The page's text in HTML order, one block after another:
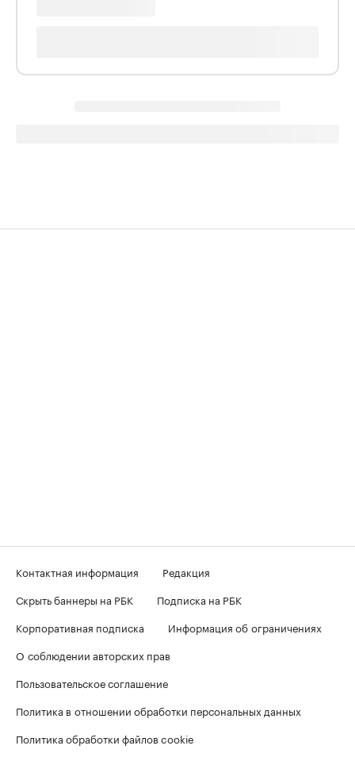
Контактная информация
Редакция
Скрыть баннеры на РБК
Подписка на РБК
Корпоративная подписка
Информация об ограничениях
О соблюдении авторских прав
Пользовательское соглашение
Политика в отношении обработки персональных данных
Политика обработки файлов cookie